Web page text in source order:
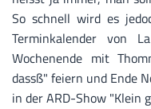
So schnell wird es
Terminkalender von
Wochenende mit
dassß" feiern und Ende
in der ARD-Show "Klein